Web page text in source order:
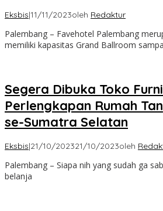
Eksbis|11/11/2023oleh Redaktur
Palembang – Favehotel Palembang
memiliki kapasitas Grand Ballroom
Segera Dibuka Toko
Perlengkapan Rumah
se-Sumatra Selatan
Eksbis|21/10/202321/10/2023oleh
Palembang – Siapa nih yang sudah ga
belanja